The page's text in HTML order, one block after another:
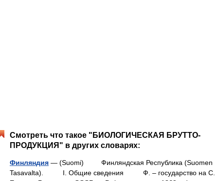
Смотреть что такое "БИОЛОГИЧЕСКАЯ БРУТТО-
ПРОДУКЦИЯ" в других словарях:
Финляндия — (Suomi) Финляндская Республика (Suomen
Tasavalta). I. Общие сведения Ф. – государство на С.